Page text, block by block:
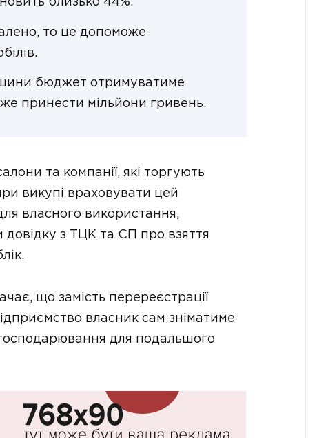
близько 44%.
то це допоможе
бюджет отримуватиме
принести мільйони гривень.
та компанії, які торгують
викупі враховувати цей
власного використання,
з ТЦК та СП про взяття
що замість перереєстрації
власник сам зніматиме
господарювання для подальшого